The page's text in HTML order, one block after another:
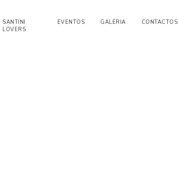
SANTINI
LOVERS
EVENTOS GALERIA CONTACTOS